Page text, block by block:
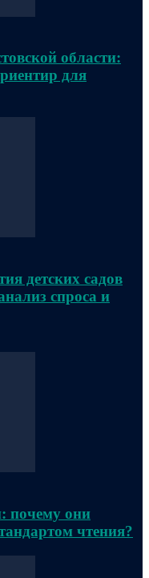
области:
для
детских садов
спроса и
почему они
чтения?